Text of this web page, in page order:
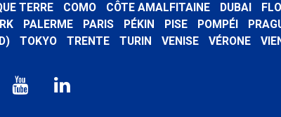
TERRE COMO CÔTE AMALFITAINE DUBAI
PALERME PARIS PÉKIN PISE POMPÉI
TOKYO TRENTE TURIN VENISE VÉRONE